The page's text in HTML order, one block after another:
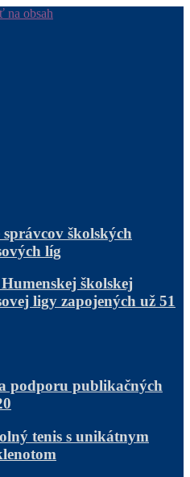
na obsah
školských
líg
školskej
ligy zapojených už 51
podporu publikačných
tenis s unikátnym